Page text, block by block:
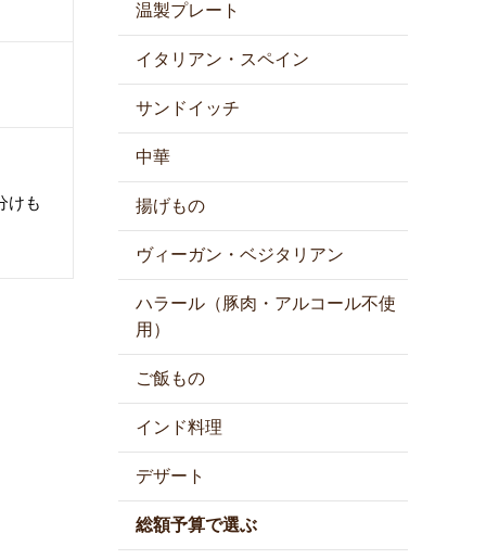
けも
温製プレート
イタリアン・スペイン
サンドイッチ
中華
揚げもの
ヴィーガン・ベジタリアン
ハラール（豚肉・アルコール不使
用）
ご飯もの
インド料理
デザート
総額予算で選ぶ